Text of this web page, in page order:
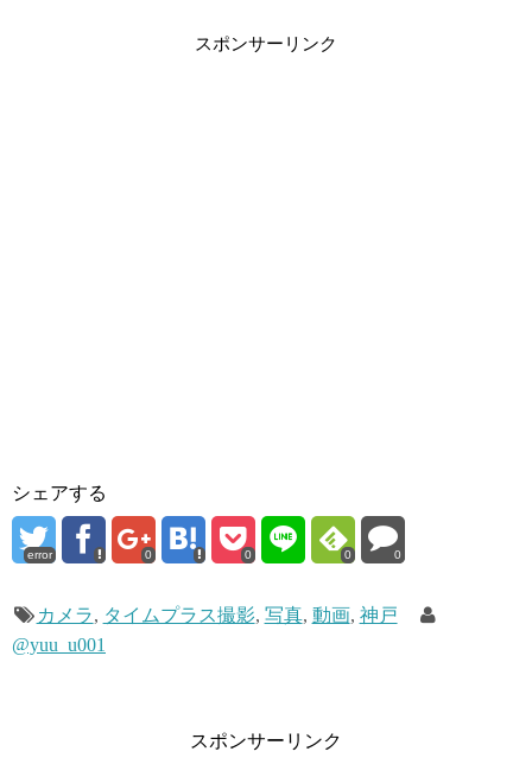
スポンサーリンク
シェアする
error 0 0 0 0
カメラ, タイムプラス撮影, 写真, 動画, 神戸
@yuu_u001
スポンサーリンク